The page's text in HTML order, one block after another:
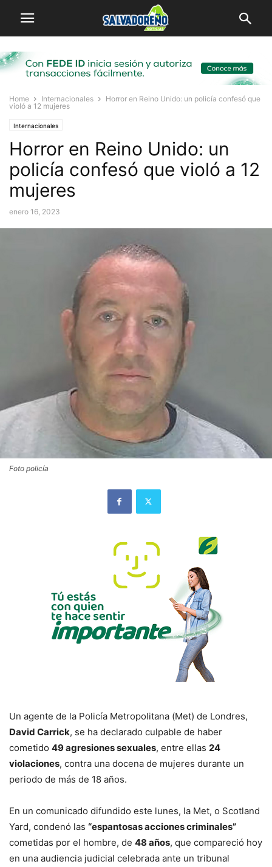
Home Internacionales
Horror en Reino Unido: un policía confesó que
violó a 12 mujeres
Internacionales
Horror en Reino Unido: un
policía confesó que violó a 12
mujeres
enero 16, 2023
Foto policía
Un agente de la Policía Metropolitana (Met) de Londres,
David Carrick, se ha declarado culpable de haber
cometido 49 agresiones sexuales, entre ellas 24
violaciones, contra una docena de mujeres durante un
periodo de más de 18 años.
En un comunicado difundido este lunes, la Met, o Scotland
Yard, condenó las “espantosas acciones criminales”
cometidas por el hombre, de 48 años, que compareció hoy
en una audiencia judicial celebrada ante un tribunal